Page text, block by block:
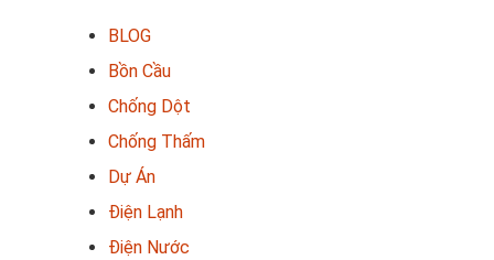
BLOG
Bồn Cầu
Chống Dột
Chống Thấm
Dự Án
Điện Lạnh
Điện Nước